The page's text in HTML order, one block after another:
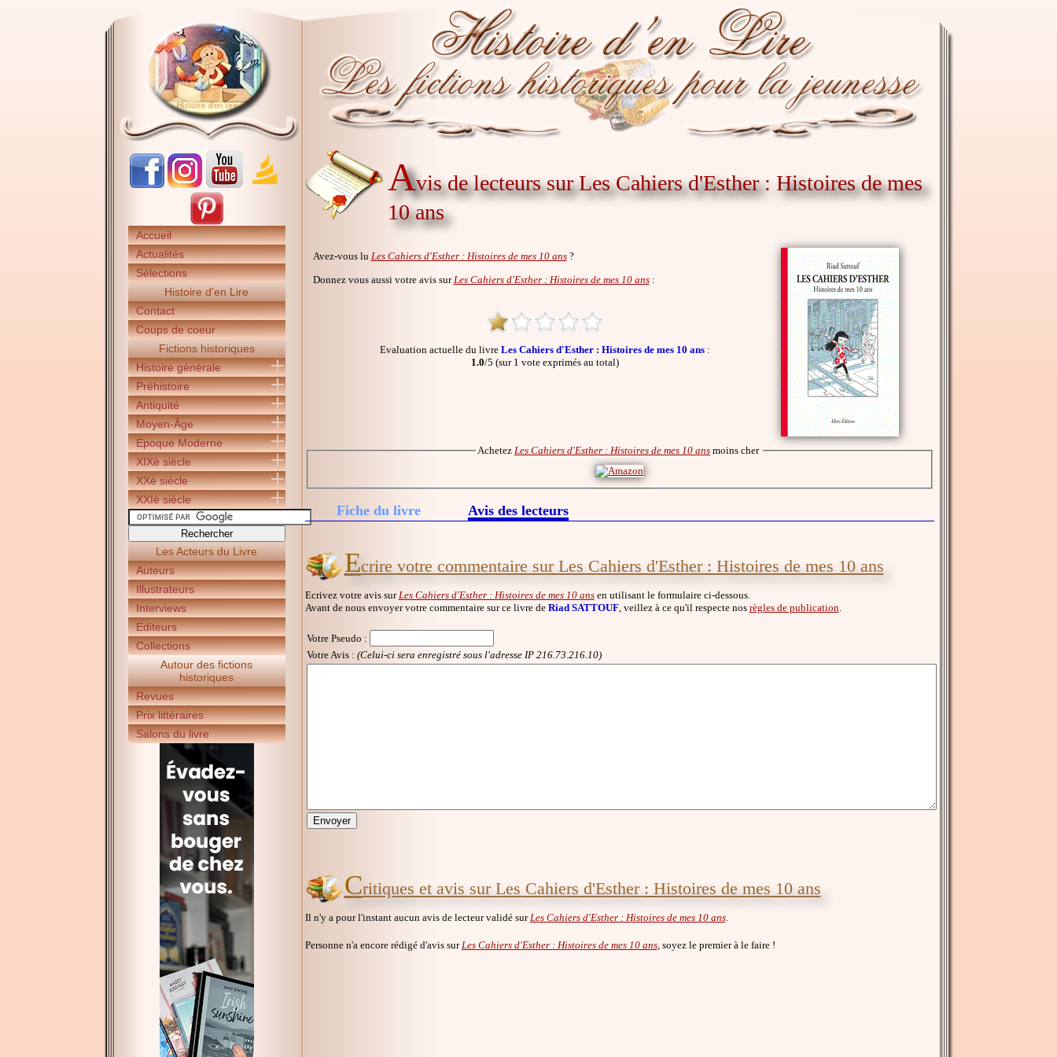
Accueil
Actualités
Sélections
Histoire d'en Lire
Contact
Coups de coeur
Fictions historiques
Histoire générale
Préhistoire
Antiquité
Moyen-Âge
Epoque Moderne
XIXè siècle
XXè siècle
XXIè siècle
Les Acteurs du Livre
Auteurs
Illustrateurs
Interviews
Editeurs
Collections
Autour des fictions
historiques
Revues
Prix littéraires
Salons du livre
Avis de lecteurs sur Les Cahiers d'Esther : Histoires de mes
10 ans
Avez-vous lu Les Cahiers d'Esther : Histoires de mes 10 ans?
Donnez vous aussi votre avis sur Les Cahiers d'Esther : Histoires de mes 10 ans:
Evaluation actuelle du livre Les Cahiers d'Esther : Histoires de mes 10 ans:
1.0/5 (sur 1 vote exprimés au total)
Achetez Les Cahiers d'Esther : Histoires de mes 10 ans moins cher
Fiche du livre Avis des lecteurs
Ecrire votre commentaire sur Les Cahiers d'Esther : Histoires de mes 10 ans
Ecrivez votre avis sur Les Cahiers d'Esther : Histoires de mes 10 ansen utilisant le formulaire ci-dessous.
Avant de nous envoyer votre commentaire sur ce livre de Riad SATTOUF, veillez à ce qu'il respecte nos règles de publication
Votre Pseudo :
Votre Avis : (Celui-ci sera enregistré sous l'adresse IP 216.73.216.10)
Critiques et avis sur Les Cahiers d'Esther : Histoires de mes 10 ans
Il n'y a pour l'instant aucun avis de lecteur validé surLes Cahiers d'Esther : Histoires de mes 10 ans.
Personne n'a encore rédigé d'avis sur Les Cahiers d'Esther : Histoires de mes 10 ans, soyez le premier à le faire !